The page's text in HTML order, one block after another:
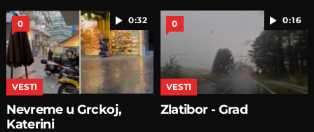
0:32
0
VESTI
Nevreme u Grckoj,
Katerini
0:16
0
VESTI
Zlatibor - Grad